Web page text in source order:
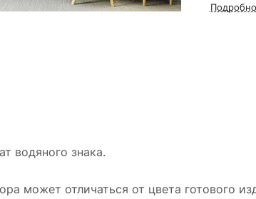
водяного знака.
может отличаться от цвета готового